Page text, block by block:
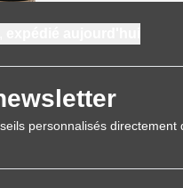
personnalisés